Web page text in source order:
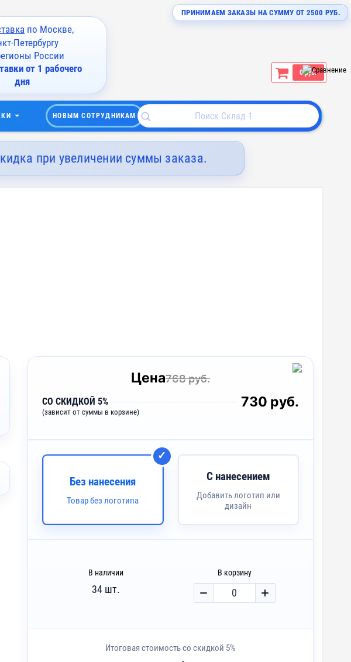
ПРИНИМАЕМ ЗАКАЗЫ НА СУММУ ОТ 2500 РУБ.
по Москве,
Петербургу
России
от 1 рабочего
дня
0 руб.
НОВЫМ СОТРУДНИКАМ
при увеличении суммы заказа.
Цена768 руб.
СО СКИДКОЙ 5%
(зависит от суммы в корзине)
730 руб.
Без нанесения
Товар без логотипа
С нанесением
Добавить логотип или
дизайн
В наличии В корзину
34 шт.
Итоговая стоимость со скидкой 5%